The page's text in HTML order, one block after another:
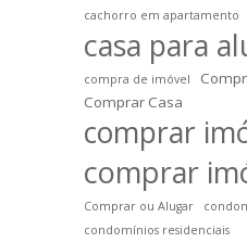
cachorro em apartamento
casa para
compra de imóvel
Comprar Casa
comprar
comprar
Comprar ou Alugar
condomínios residenciais